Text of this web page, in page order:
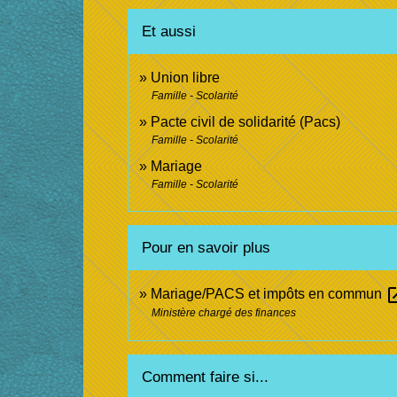
Et aussi
Union libre
Famille - Scolarité
Pacte civil de solidarité (Pacs)
Famille - Scolarité
Mariage
Famille - Scolarité
Pour en savoir plus
Mariage/PACS et impôts en commun
Ministère chargé des finances
Comment faire si...